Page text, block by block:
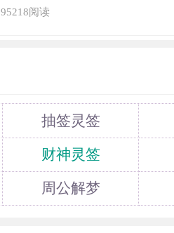
95218阅读
抽签灵签
财神灵签
周公解梦